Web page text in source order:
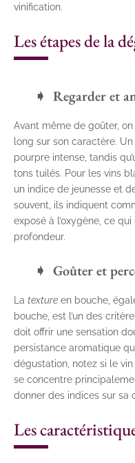
vinification.
Les étapes de la
Regarder et
Avant même de goûter,
long sur son caractère.
pourpre intense, tandis
tons tuilés. Pour les vins
un indice de jeunesse et
souvent, ils indiquent
exposé à l’oxygène, ce
profondeur.
Goûter et
La texture en bouche,
bouche, est l’un des
doit offrir une sensation
persistance aromatique
dégustation, notez si le
se concentre
donner des indices sur sa
Les